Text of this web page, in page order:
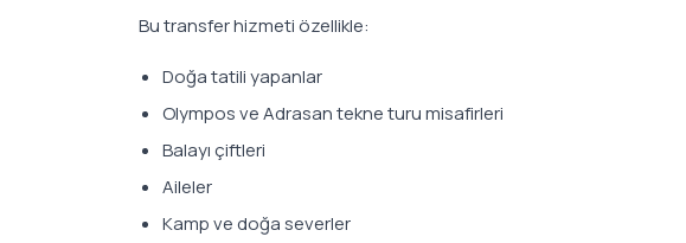
Bu transfer hizmeti özellikle:
Doğa tatili yapanlar
Olympos ve Adrasan tekne turu misafirleri
Balayı çiftleri
Aileler
Kamp ve doğa severler